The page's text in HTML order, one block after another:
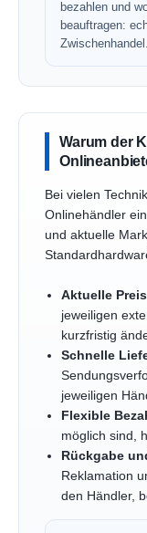
bezahlen und
beauftragen:
Zwischenhandel.
Warum der
Bei vielen
Onlinehändler
und aktuelle
Aktuelle
jeweiligen
kurzfristig
Schnelle
jeweiligen
Flexible
möglich sind,
Rückgabe
Reklamation
den Händler,